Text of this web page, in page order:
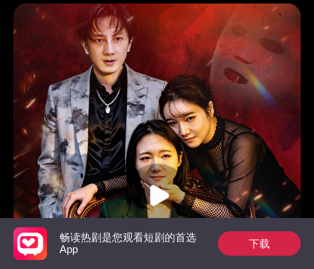
畅读热剧是您观看短剧的首选
App
下载